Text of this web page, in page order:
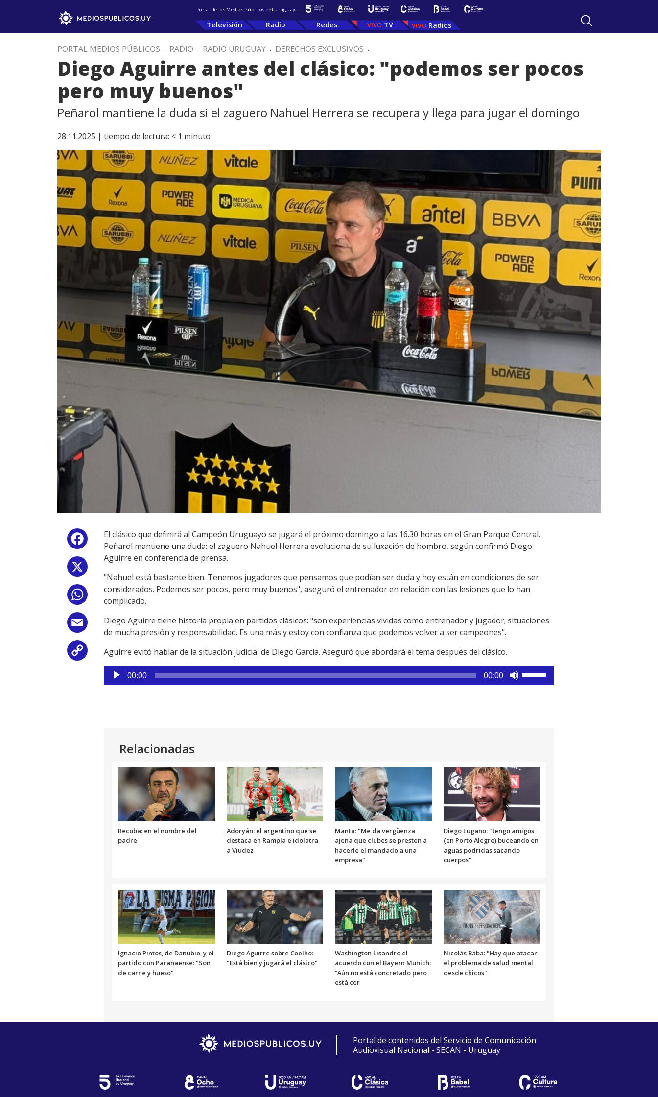
Portal de los Medios Públicos del Uruguay
Televisión Radio Redes TV Radios
PORTAL MEDIOS PÚBLICOS . RADIO . RADIO URUGUAY . DERECHOS EXCLUSIVOS .
Diego Aguirre antes del clásico: "podemos ser pocos
pero muy buenos"
Peñarol mantiene la duda si el zaguero Nahuel Herrera se recupera y llega para jugar el domingo
28.11.2025 | tiempo de lectura: < 1 minuto
Facebook
WhatsApp
Email
Copy
El clásico que definirá al Campeón Uruguayo se jugará el próximo domingo a las 16.30 horas en el Gran Parque Central.
Peñarol mantiene una duda: el zaguero Nahuel Herrera evoluciona de su luxación de hombro, según confirmó Diego
Aguirre en conferencia de prensa.
"Nahuel está bastante bien. Tenemos jugadores que pensamos que podían ser duda y hoy están en condiciones de ser
considerados. Podemos ser pocos, pero muy buenos", aseguró el entrenador en relación con las lesiones que lo han
complicado.
Diego Aguirre tiene historia propia en partidos clásicos: "son experiencias vividas como entrenador y jugador; situaciones
de mucha presión y responsabilidad. Es una más y estoy con confianza que podemos volver a ser campeones".
Aguirre evitó hablar de la situación judicial de Diego García. Aseguró que abordará el tema después del clásico.
Reproductor
de
00:00 00:00
Relacionadas
Recoba: en el nombre del
padre
Adoryán: el argentino que se
destaca en Rampla e idolatra
a Viudez
Manta: "Me da vergüenza
ajena que clubes se presten a
hacerle el mandado a una
empresa"
Diego Lugano: "tengo amigos
(en Porto Alegre) buceando en
aguas podridas sacando
cuerpos”
Ignacio Pintos, de Danubio, y el
partido con Paranaense: "Son
de carne y hueso"
Diego Aguirre sobre Coelho:
"Está bien y jugará el clásico"
Washington Lisandro el
acuerdo con el Bayern Munich:
“Aún no está concretado pero
está cer
Nicolás Baba: "Hay que atacar
el problema de salud mental
desde chicos"
Portal de contenidos del Servicio de Comunicación
Audiovisual Nacional - SECAN - Uruguay